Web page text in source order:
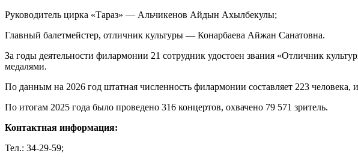
Руководитель цирка «Тараз» — Альчикенов Айдын Ахылбекулы;
Главный балетмейстер, отличник культуры — Конарбаева Айжан Санатовна.
За годы деятельности филармонии 21 сотрудник удостоен звания «Отличник
медалями.
По данным на 2026 год штатная численность филармонии составляет 223
По итогам 2025 года было проведено 316 концертов, охвачено 79 571 зритель.
Контактная информация:
Тел.: 34-29-59;